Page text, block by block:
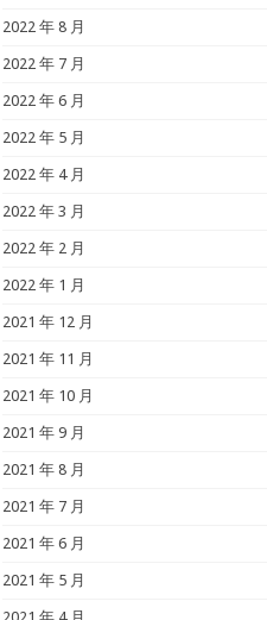
2022 年 8 月
2022 年 7 月
2022 年 6 月
2022 年 5 月
2022 年 4 月
2022 年 3 月
2022 年 2 月
2022 年 1 月
2021 年 12 月
2021 年 11 月
2021 年 10 月
2021 年 9 月
2021 年 8 月
2021 年 7 月
2021 年 6 月
2021 年 5 月